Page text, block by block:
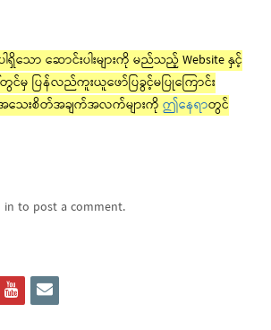
ရှိသော ဆောင်းပါးများကို မည်သည့် Website နှင့်
ါ်တွင်မှ ပြန်လည်ကူးယူဖော်ပြခွင့်မပြုကြောင်း
သေးစိတ်အချက်အလက်များကို ဤနေရာတွင်
in to post a comment.
y
e